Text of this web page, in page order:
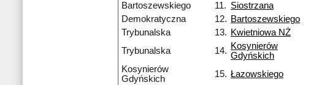
Bartoszewskiego
11. Siostrzana
Demokratyczna
12. Bartoszewskiego
Trybunalska
13. Kwietniowa NŻ
Trybunalska
14. Kosynierów
Gdyńskich
Kosynierów
Gdyńskich
15. Łazowskiego